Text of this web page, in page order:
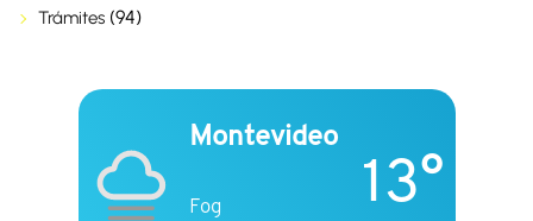
Trámites (94)
Montevideo
Fog 13°